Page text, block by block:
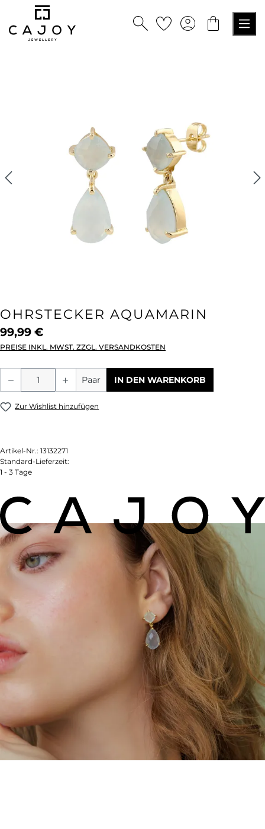
springen
OHRSTECKER AQUAMARIN
99,99 €
PREISE INKL. MWST. ZZGL. VERSANDKOSTEN
Produkt Anzahl: Gib den gewünschten
Paar IN DEN WARENKORB
Zur Wishlist hinzufügen
Artikel-Nr.: 13132271
Standard-Lieferzeit:
1 - 3 Tage